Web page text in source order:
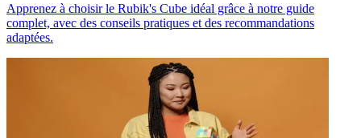
Apprenez à choisir le Rubik's Cube idéal grâce à notre guide
complet, avec des conseils pratiques et des recommandations
adaptées.